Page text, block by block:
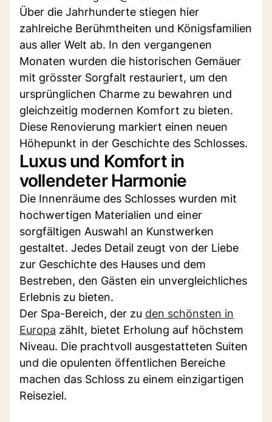
Über die Jahrhunderte stiegen hier
zahlreiche Berühmtheiten und Königsfamilien
aus aller Welt ab. In den vergangenen
Monaten wurden die historischen Gemäuer
mit grösster Sorgfalt restauriert, um den
ursprünglichen Charme zu bewahren und
gleichzeitig modernen Komfort zu bieten.
Diese Renovierung markiert einen neuen
Höhepunkt in der Geschichte des Schlosses.
Luxus und Komfort in
vollendeter Harmonie
Die Innenräume des Schlosses wurden mit
hochwertigen Materialien und einer
sorgfältigen Auswahl an Kunstwerken
gestaltet. Jedes Detail zeugt von der Liebe
zur Geschichte des Hauses und dem
Bestreben, den Gästen ein unvergleichliches
Erlebnis zu bieten.
Der Spa-Bereich, der zu den schönsten in
Europa zählt, bietet Erholung auf höchstem
Niveau. Die prachtvoll ausgestatteten Suiten
und die opulenten öffentlichen Bereiche
machen das Schloss zu einem einzigartigen
Reiseziel.